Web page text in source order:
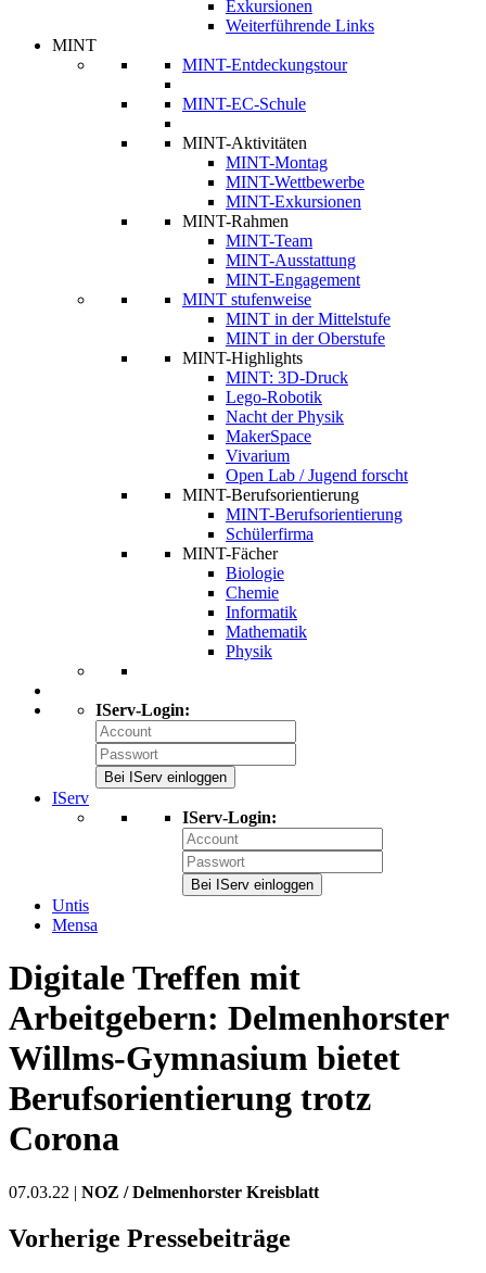
Exkursionen
Weiterführende Links
MINT
MINT-Entdeckungstour
MINT-EC-Schule
MINT-Aktivitäten
MINT-Montag
MINT-Wettbewerbe
MINT-Exkursionen
MINT-Rahmen
MINT-Team
MINT-Ausstattung
MINT-Engagement
MINT stufenweise
MINT in der Mittelstufe
MINT in der Oberstufe
MINT-Highlights
MINT: 3D-Druck
Lego-Robotik
Nacht der Physik
MakerSpace
Vivarium
Open Lab / Jugend forscht
MINT-Berufsorientierung
MINT-Berufsorientierung
Schülerfirma
MINT-Fächer
Biologie
Chemie
Informatik
Mathematik
Physik
IServ-Login:
Bei IServ einloggen
IServ
IServ-Login:
Bei IServ einloggen
Untis
Mensa
Digitale Treffen mit
Arbeitgebern: Delmenhorster
Willms-Gymnasium bietet
Berufsorientierung trotz
Corona
07.03.22 | NOZ / Delmenhorster Kreisblatt
Vorherige Pressebeiträge